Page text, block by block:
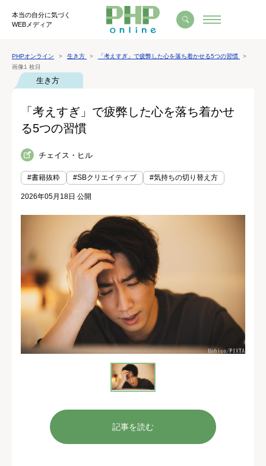
本当の自分に気づく
WEBメディア
PHPオンライン 生き方
「考えすぎ」で疲弊した心を落ち着かせる5つの習慣
画像1 枚目
生き方
「考えすぎ」で疲弊した心を落ち着かせ
る5つの習慣
チェイス・ヒル
#書籍抜粋 #SBクリエイティブ #気持ちの切り替え方
2026年05月18日 公開
記事を読む